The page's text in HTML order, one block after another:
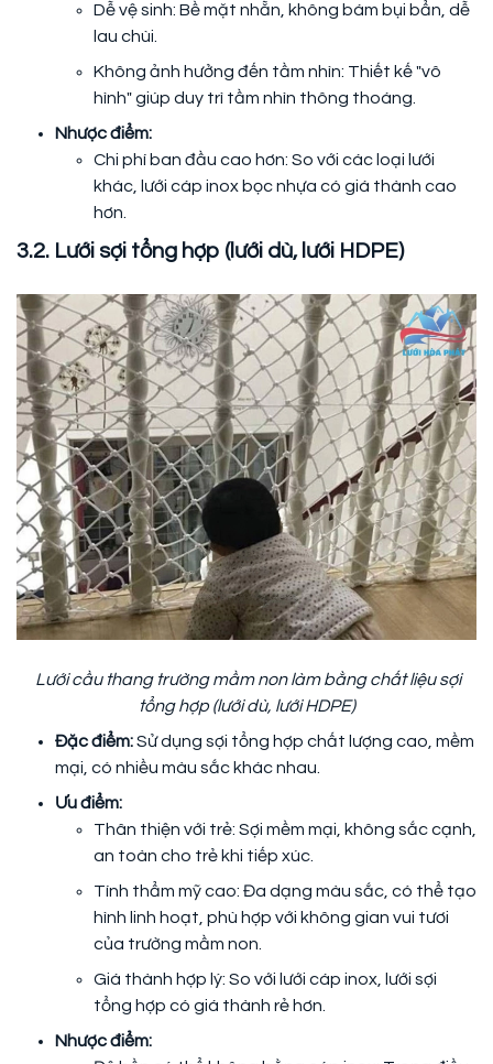
Dễ vệ sinh: Bề mặt nhẵn, không bám bụi bẩn, dễ
lau chùi.
Không ảnh hưởng đến tầm nhìn: Thiết kế "vô
hình" giúp duy trì tầm nhìn thông thoáng.
Nhược điểm:
Chi phí ban đầu cao hơn: So với các loại lưới
khác, lưới cáp inox bọc nhựa có giá thành cao
hơn.
3.2. Lưới sợi tổng hợp (lưới dù, lưới HDPE)
Lưới cầu thang trường mầm non làm bằng chất liệu sợi
tổng hợp (lưới dù, lưới HDPE)
Đặc điểm:Sử dụng sợi tổng hợp chất lượng cao, mềm
mại, có nhiều màu sắc khác nhau.
Ưu điểm:
Thân thiện với trẻ: Sợi mềm mại, không sắc cạnh,
an toàn cho trẻ khi tiếp xúc.
Tính thẩm mỹ cao: Đa dạng màu sắc, có thể tạo
hình linh hoạt, phù hợp với không gian vui tươi
của trường mầm non.
Giá thành hợp lý: So với lưới cáp inox, lưới sợi
tổng hợp có giá thành rẻ hơn.
Nhược điểm: